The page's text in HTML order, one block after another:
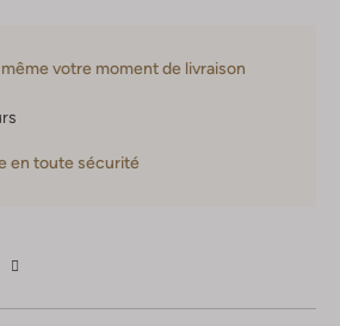
votre moment de livraison
en toute sécurité